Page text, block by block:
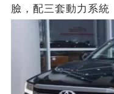
臉，配三套動力系統